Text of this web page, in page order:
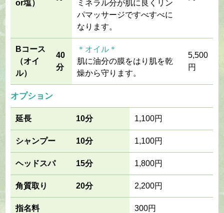
or塩）
ミネラル分が肌に良くリン
パマッサージですべすべに
なります。
Bコース
（オイ
ル）
40
分
＊オイル＊
肌に油分の膜をはり肌を乾
燥から守ります。
5,500
円
オプション
延長 10分 1,100円
シャンプー 10分 1,100円
ヘッドスパ 15分 1,800円
角質取り 20分 2,200円
指名料 300円